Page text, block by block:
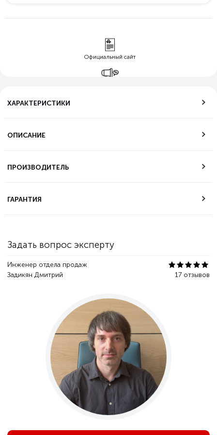
Официальный сайт
Задать вопрос эксперту
Инженер отдела продаж
Задикян Дмитрий
17 отзывов
ХАРАКТЕРИСТИКИ
ОПИСАНИЕ
ПРОИЗВОДИТЕЛЬ
ГАРАНТИЯ